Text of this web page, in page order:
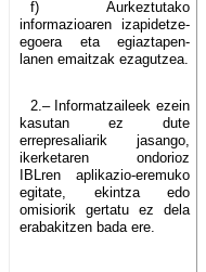
f) Aurkeztutako
informazioaren izapidetze-
egoera eta egiaztapen-
lanen emaitzak ezagutzea.
2.– Informatzaileek ezein
kasutan ez dute
errepresaliarik jasango,
ikerketaren ondorioz
IBLren aplikazio-eremuko
egitate, ekintza edo
omisiorik gertatu ez dela
erabakitzen bada ere.